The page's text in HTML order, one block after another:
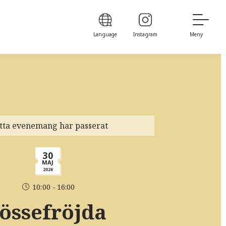
Language Instagram Meny
evenemang har passerat
30
MAJ
2026
10:00 - 16:00